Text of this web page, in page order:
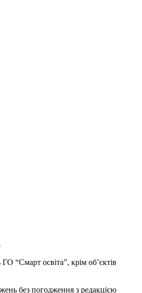
“Смарт освіта”, крім об’єктів
без погодження з редакцією